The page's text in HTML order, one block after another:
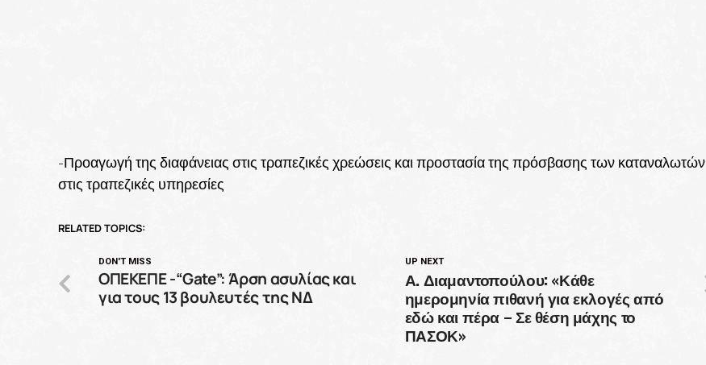
-Προαγωγή της διαφάνειας στις τραπεζικές χρεώσεις και προστασία της πρόσβασης των καταναλωτών
στις τραπεζικές υπηρεσίες
RELATED TOPICS:
UP NEXT
Α. Διαμαντοπούλου: «Κάθε
ημερομηνία πιθανή για εκλογές από
εδώ και πέρα – Σε θέση μάχης το
ΠΑΣΟΚ»
DON'T MISS
ΟΠΕΚΕΠΕ -“Gate”: Άρση ασυλίας και
για τους 13 βουλευτές της ΝΔ